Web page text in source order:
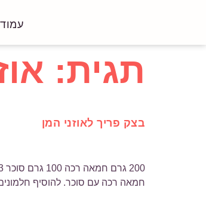
תגית:
בצק פריך לאוזני המן
חמאה רכה עם סוכר. להוסיף